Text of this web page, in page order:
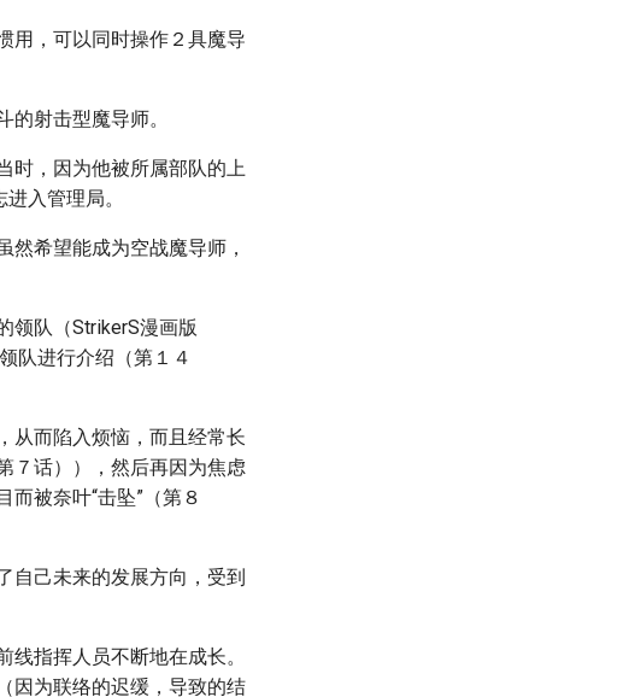
用，可以同时操作２具魔导
射击型魔导师。
时，因为他被所属部队的上
入管理局。
希望能成为空战魔导师，
领队（StrikerS漫画版
队进行介绍（第１４
从而陷入烦恼，而且经常长
７话）），然后再因为焦虑
被奈叶“击坠”（第８
自己未来的发展方向，受到
指挥人员不断地在成长。
因为联络的迟缓，导致的结